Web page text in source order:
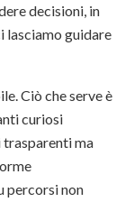
decisioni, in
lasciamo guidare
Ciò che serve è
curiosi
trasparenti ma
percorsi non